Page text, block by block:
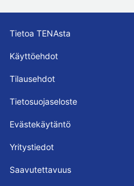
Tietoa TENAsta
Käyttöehdot
Tilausehdot
Tietosuojaseloste
Evästekäytäntö
Yritystiedot
Saavutettavuus